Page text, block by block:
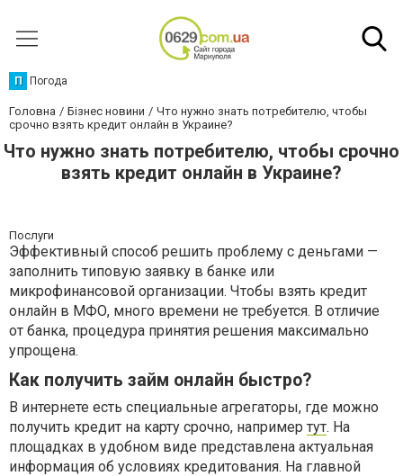
П Погода
Головна Бізнес новини
Что нужно знать потребителю, чтобы
срочно взять кредит онлайн в Украине?
Что нужно знать потребителю, чтобы срочно
взять кредит онлайн в Украине?
Послуги
Эффективный способ решить проблему с деньгами —
заполнить типовую заявку в банке или
микрофинансовой организации. Чтобы взять кредит
онлайн в МФО, много времени не требуется. В отличие
от банка, процедура принятия решения максимально
упрощена.
Как получить займ онлайн быстро?
В интернете есть специальные агрегаторы, где можно
получить кредит на карту срочно, например тут. На
площадках в удобном виде представлена актуальная
информация об условиях кредитования. На главной